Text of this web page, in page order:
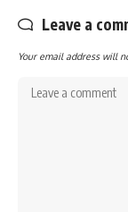
Leave a
Your email address will